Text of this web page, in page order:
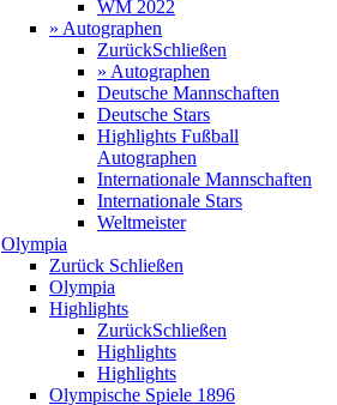
WM 2022
» Autographen
ZurückSchließen
» Autographen
Deutsche Mannschaften
Deutsche Stars
Highlights Fußball
Autographen
Internationale Mannschaften
Internationale Stars
Weltmeister
Olympia
Zurück Schließen
Olympia
Highlights
ZurückSchließen
Highlights
Highlights
Olympische Spiele 1896